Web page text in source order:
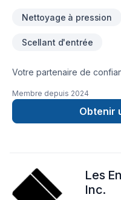
Nettoyage à pression
Scellant d'entrée
Votre partenaire de
spécialiste de Pavé uni,
plus ambitieux. Nous
l'efficacité pour bâtir des
Membre depuis 2024
Obtenir
Les
Inc.